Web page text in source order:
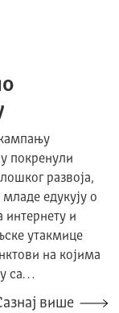
покренули
развоја,
едукују о
и
утакмице
на којима
са…
више